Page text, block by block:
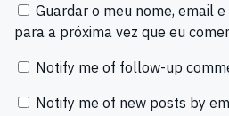
Guardar o meu nome, email
para a próxima vez que eu
Notify me of follow-up
Notify me of new posts by